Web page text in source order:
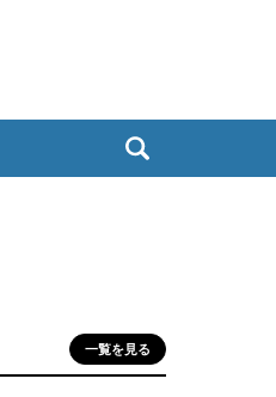
一覧を見る